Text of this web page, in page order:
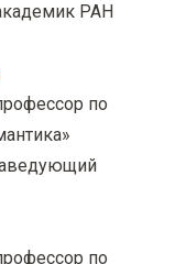
РАН
по
по